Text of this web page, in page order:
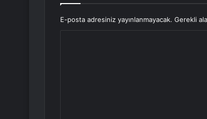
E-posta adresiniz yayınlanmayacak. Gerekli